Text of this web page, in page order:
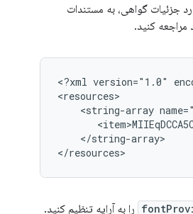
جزئیات گواهی، به مستندات
مراجعه کنید.
<?xml version="1.0"
<string-array
</string-array>
</resources>
را به آرایه تنظیم کنید.